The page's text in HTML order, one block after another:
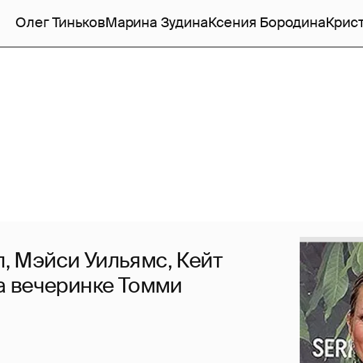
Олег ТиньковМарина ЗудинаКсения Бородина
Мэйси Уильямс, Кейт
вечеринке Томми